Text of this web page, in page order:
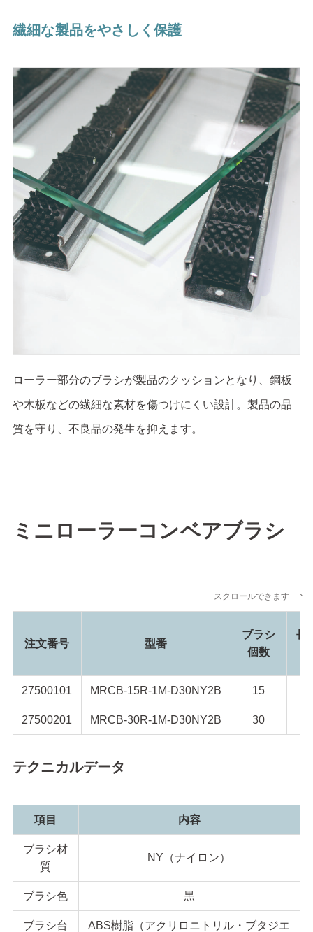
繊細な製品をやさしく保護
ローラー部分のブラシが製品のクッションとなり、鋼板
や木板などの繊細な素材を傷つけにくい設計。製品の品
質を守り、不良品の発生を抑えます。
ミニローラーコンベアブラシ
スクロールできます
注文番号 型番
ブラシ
個数
長
27500101 MRCB-15R-1M-D30NY2B
15
27500201
MRCB-30R-1M-D30NY2B 30
テクニカルデータ
項目 内容
ブラシ材
質
NY（ナイロン）
ブラシ色 黒
ブラシ台
ABS樹脂（アクリロニトリル・ブタジエ